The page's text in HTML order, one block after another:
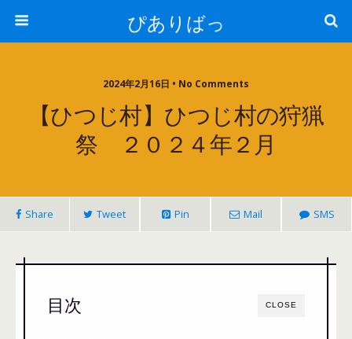
ぴありばっ
2024年2月16日 • No Comments
【ひつじ村】ひつじ村の狩猟
祭 ２０２４年２月
Share Tweet Pin Mail SMS
CLOSE
目次